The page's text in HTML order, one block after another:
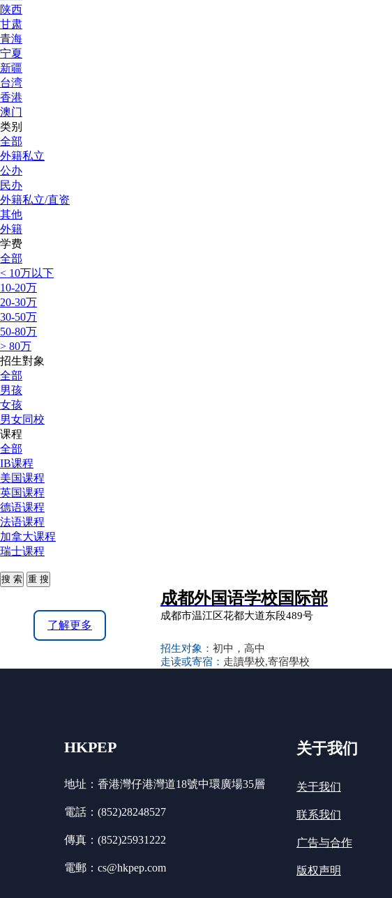
陕西
甘肃
青海
宁夏
新疆
台湾
香港
澳门
类别
全部
外籍私立
公办
民办
外籍私立/直资
其他
外籍
学费
全部
< 10万以下
10-20万
20-30万
30-50万
50-80万
> 80万
招生對象
全部
男孩
女孩
男女同校
课程
全部
IB课程
美国课程
英国课程
德语课程
法语课程
加拿大课程
瑞士课程
了解更多
成都外国语学校国际部
成都市温江区花都大道东段489号
招生对象： 初中，高中
走读或寄宿： 走讀學校,寄宿學校
HKPEP
地址：香港灣仔港灣道18號中環廣場35層
電話：(852)28248527
傳真：(852)25931222
電郵：cs@hkpep.com
关于我们
关于我们
联系我们
广告与合作
版权声明